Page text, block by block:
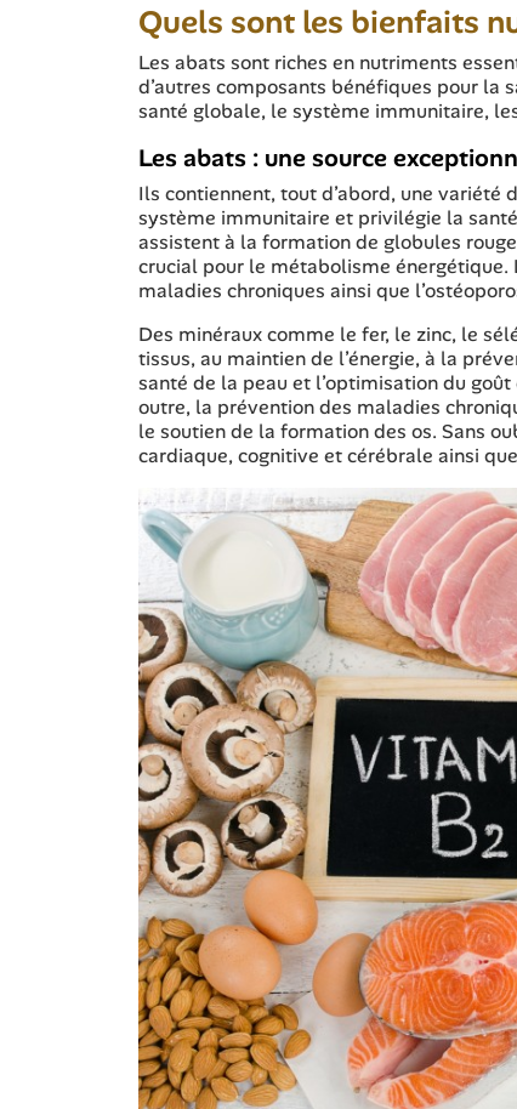
Quels sont les bienfaits
Les abats sont riches en nutriments
d’autres composants bénéfiques pour la
santé globale, le système immunitaire,
Les abats : une source
Ils contiennent, tout d’abord, une
système immunitaire et privilégie la
assistent à la formation de globules
crucial pour le métabolisme
maladies chroniques ainsi que
Des minéraux comme le fer, le zinc, le
tissus, au maintien de l’énergie, à la
santé de la peau et l’optimisation du
outre, la prévention des maladies
le soutien de la formation des os. Sans
cardiaque, cognitive et cérébrale ainsi